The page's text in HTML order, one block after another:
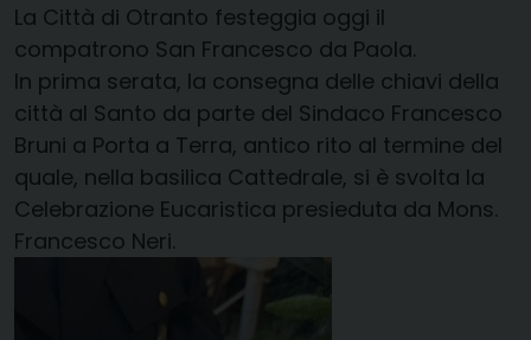
La Città di Otranto festeggia oggi il
compatrono San Francesco da Paola.
In prima serata, la consegna delle chiavi della
città al Santo da parte del Sindaco Francesco
Bruni a Porta a Terra, antico rito al termine del
quale, nella basilica Cattedrale, si è svolta la
Celebrazione Eucaristica presieduta da Mons.
Francesco Neri.